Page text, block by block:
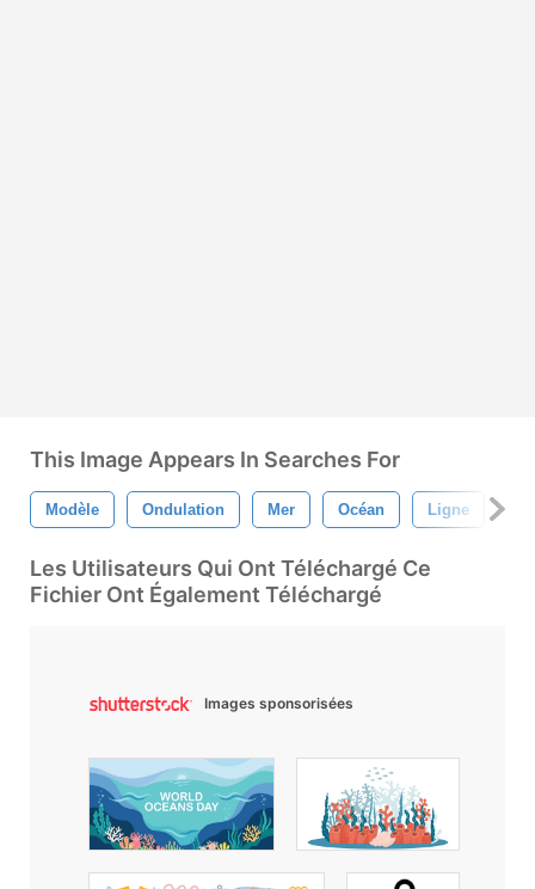
This Image Appears In Searches For
Modèle Ondulation Mer Océan Ligne
Les Utilisateurs Qui Ont Téléchargé Ce
Fichier Ont Également Téléchargé
Images sponsorisées